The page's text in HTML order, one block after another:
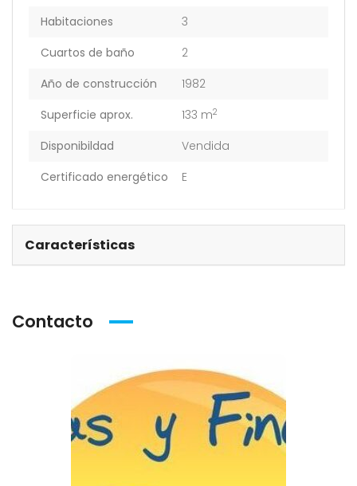
Habitaciones
3
Cuartos de baño
2
Año de construcción
1982
Superficie aprox.
133 m2
Disponibildad
Vendida
Certificado energético
E
Características
Contacto